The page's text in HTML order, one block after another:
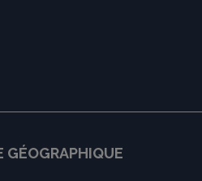
GÉOGRAPHIQUE